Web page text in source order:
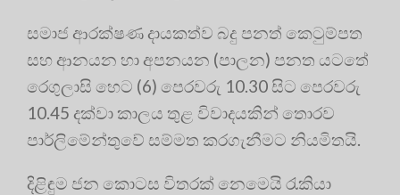
සමාජ ආරක්ෂණ දායකත්ව බදු පනත් කෙටුම්පත
සහ ආනයන හා අපනයන (පාලන) පනත යටතේ
රෙගුලාසි හෙට (6) පෙරවරු 10.30 සිට පෙරවරු
10.45 දක්වා කාලය තුළ විවාදයකින් තොරව
පාර්ලිමේන්තුවේ සම්මත කරගැනීමට නියමිතයි.
දිළිඳුම ජන කොටස විතරක් නෙමෙයි රැකියා